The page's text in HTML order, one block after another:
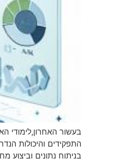
בעשור
התפקידים והיכולות
בניתוח נתונים וביצוע